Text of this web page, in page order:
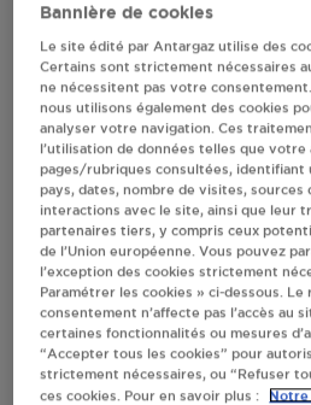
21 RUE
Revendeur de
S'Y
AFFICHER LE
RECEVOIR LES
En cliquant sur « S’y rendre »,
d’informations (dont mon adresse
par Google Maps afin d’afficher la
Bannière de cookies
Le site édité par Antargaz utilise des
Certains sont strictement nécessaires
ne nécessitent pas votre
nous utilisons également des cookies
analyser votre navigation. Ces
l’utilisation de données telles que votre
pages/rubriques consultées,
pays, dates, nombre de visites, sources
interactions avec le site, ainsi que leur
partenaires tiers, y compris ceux
de l’Union européenne. Vous pouvez
l’exception des cookies strictement
Paramétrer les cookies » ci-dessous.
consentement n’affecte pas l’accès au
certaines fonctionnalités ou mesures
“Accepter tous les cookies” pour
strictement nécessaires, ou “Refuser
ces cookies. Pour en savoir plus :